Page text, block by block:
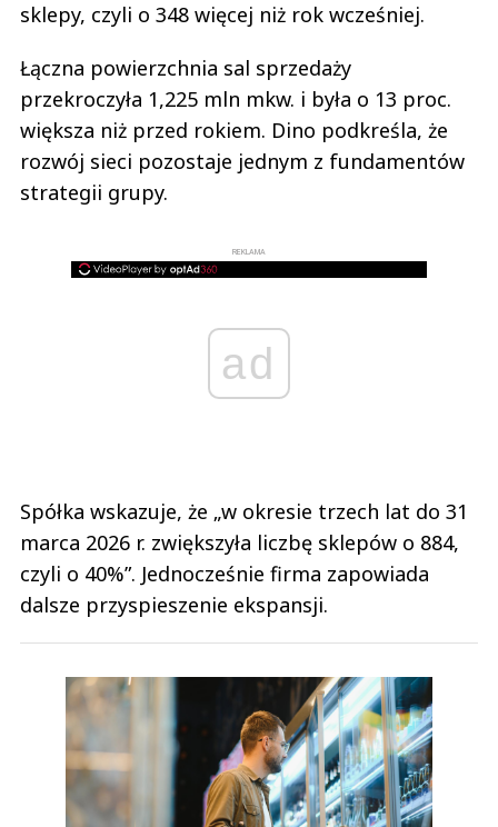
sklepy, czyli o 348 więcej niż rok wcześniej.
Łączna powierzchnia sal sprzedaży
przekroczyła 1,225 mln mkw. i była o 13 proc.
większa niż przed rokiem. Dino podkreśla, że
rozwój sieci pozostaje jednym z fundamentów
strategii grupy.
REKLAMA
ad
Spółka wskazuje, że „w okresie trzech lat do 31
marca 2026 r. zwiększyła liczbę sklepów o 884,
czyli o 40%”. Jednocześnie firma zapowiada
dalsze przyspieszenie ekspansji.